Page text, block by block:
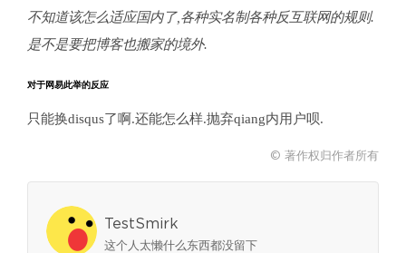
不知道该怎么适应国内了,各种实名制各种反互联网的规则.
是不是要把博客也搬家的境外.
对于网易此举的反应
只能换disqus了啊.还能怎么样.抛弃qiang内用户呗.
© 著作权归作者所有
TestSmirk
这个人太懒什么东西都没留下